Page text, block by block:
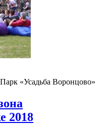
Парк «Усадьба Воронцово»
2018